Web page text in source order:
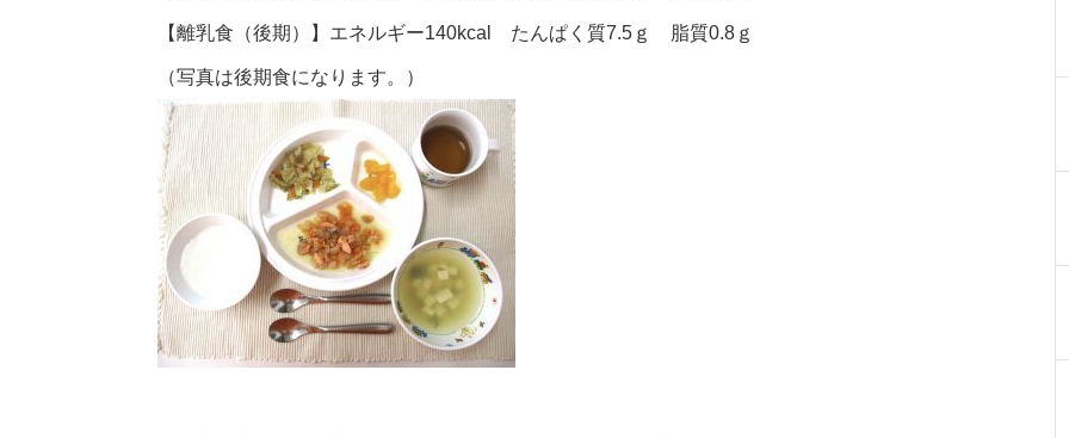
【離乳食（後期）】エネルギー140kcal たんぱく質7.5ｇ 脂質0.8ｇ
（写真は後期食になります。）